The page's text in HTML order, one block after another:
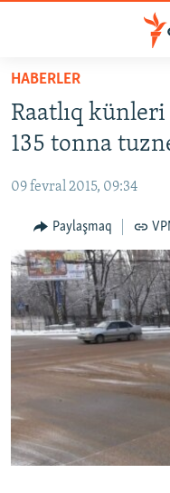
Esas
qaytmaq
Baş
qaytmaq
qaytmaq
HABERLER
CEMİYET
MEDENİYET
İNSAN AQLARI
VİDEO
SÜRET
BLOGLAR
Русский
Українською
HABERLER
Raatlıq
135 tonna
09 fevral 2015, 09:34
Paylaşmaq